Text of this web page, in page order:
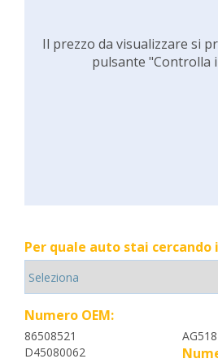
Il prezzo da visualizzare si
pulsante "Controlla
Per quale auto stai cercando
Numero OEM:
86508521
D45080062